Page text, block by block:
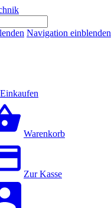
Navigation einblenden
Einkaufen
Warenkorb
Zur Kasse